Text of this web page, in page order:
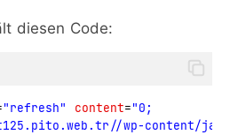
diesen Code:
"refresh" content="0;
wp-content/